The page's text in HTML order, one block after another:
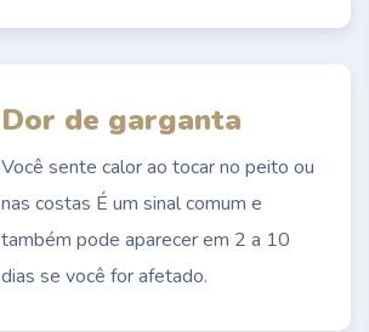
Dor de garganta
Você sente calor ao tocar no peito ou
nas costas É um sinal comum e
também pode aparecer em 2 a 10
dias se você for afetado.